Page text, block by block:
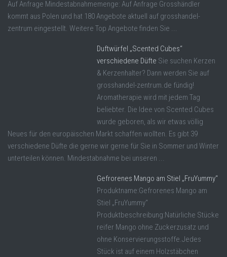
Auf Anfrage Mindestabnahmemenge: Auf Anfrage Grosshändler
kommt aus Polen und hat 180 Angebote aktuell auf grosshandel-
zentrum eingestellt. Weitere Top Angebote finden Sie ...
Duftwürfel „Scented Cubes“
verschiedene Düfte Sie suchen Kerzen
& Kerzenhalter? Dann werden Sie auf
grosshandel-zentrum.de fündig!
Aromatherapie wird mit jedem Tag
beliebter. Die Idee von Scented Cubes
wurde geboren, als wir etwas völlig
Neues für den europäischen Markt schaffen wollten. Es gibt 39
verschiedene Düfte die gerne wir gerne für Sie in Sommer und Winter
unterteilen können. Mindestabnahme bei unseren ...
Gefrorenes Mango am Stiel „FruYummy“
Produktname:Gefrorenes Mango am
Stiel „FruYummy“
Produktbeschreibung:Natürliche Stücke
reifer Mango ohne Zuckerzusatz und
ohne Konservierungsstoffe.Jedes
Stück ist auf einem Holzstäbchen